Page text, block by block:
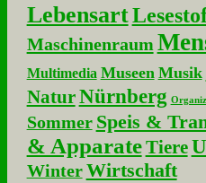
Lebensart
Maschinenraum
Multimedia Museen Musik
NaturNürnberg
Sommer Speis &
& Apparate Tiere
Winter Wirtschaft